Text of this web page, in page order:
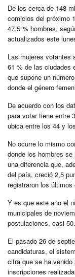
De los cerca de 148
comicios del próximo
47,5 % hombres,
actualizados este
Las mujeres votantes
61 % de las ciudades
que supone un
donde el género
De acuerdo con los
para votar tiene entre
ubica entre los 44 y
No ocurre lo mismo
donde los hombres
una diferencia que,
del país, creció 2,5
registraron los
Y es que este año el
municipales de
postulaciones, casi
El pasado 26 de
candidaturas, el
cifra que se ha
inscripciones